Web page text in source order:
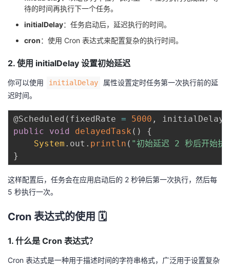
待的时间再执行下一个任务。
initialDelay：任务启动后，延迟执行的时间。
cron：使用 Cron 表达式来配置复杂的执行时间。
2. 使用 initialDelay 设置初始延迟
你可以使用 initialDelay
属性设置定时任务第一次执行前的延
迟时间。
@Scheduled ( fixedRate = 5000 , initialDelay
public
void delayedTask ( )
{
System . out . println ( "初始延迟 2 秒后开始执
}
这样配置后，任务会在应用启动后的 2 秒钟后第一次执行，然后每
5 秒执行一次。
Cron 表达式的使用 🗓️
1. 什么是 Cron 表达式？
Cron 表达式是一种用于描述时间的字符串格式，广泛用于设置复杂